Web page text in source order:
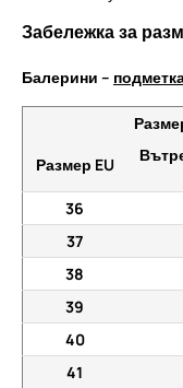
Забележка за
Балерини –
Размер EU
36
37
38
39
40
41